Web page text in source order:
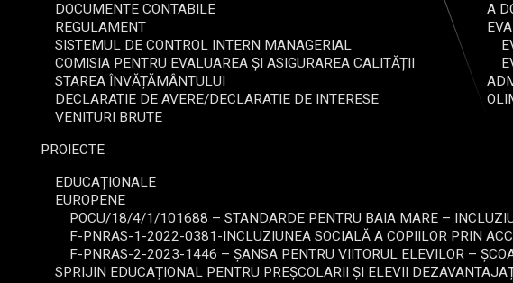
DOCUMENTE CONTABILE
REGULAMENT
SISTEMUL DE CONTROL INTERN MANAGERIAL
COMISIA PENTRU EVALUAREA ȘI ASIGURAREA CALITĂȚII
STAREA ÎNVĂȚĂMÂNTULUI
DECLARATIE DE AVERE/DECLARATIE DE INTERESE
VENITURI BRUTE
A
PROIECTE
EDUCAȚIONALE
EUROPENE
POCU/18/4/1/101688 – STANDARDE PENTRU BAIA MARE –
F-PNRAS-1-2022-0381-INCLUZIUNEA SOCIALĂ A COPIILOR PRIN
F-PNRAS-2-2023-1446 – ȘANSA PENTRU VIITORUL ELEVILOR –
SPRIJIN EDUCAȚIONAL PENTRU PREȘCOLARII ȘI ELEVII